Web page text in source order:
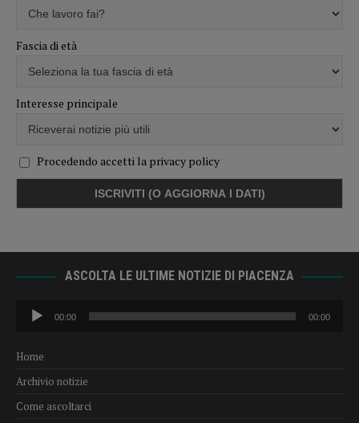
Fascia di età
Interesse principale
Procedendo accetti la privacy policy
ASCOLTA LE ULTIME NOTIZIE DI PIACENZA
Audio
Player
00:00 00:00
Home
Archivio notizie
Come ascoltarci